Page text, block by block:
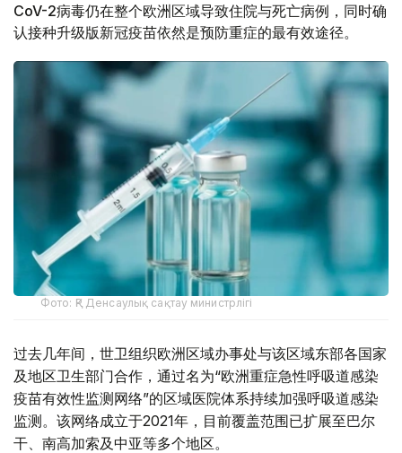
CoV-2病毒仍在整个欧洲区域导致住院与死亡病例，同时确
认接种升级版新冠疫苗依然是预防重症的最有效途径。
Фото: ҚР Денсаулық сақтау министрлігі
过去几年间，世卫组织欧洲区域办事处与该区域东部各国家
及地区卫生部门合作，通过名为“欧洲重症急性呼吸道感染
疫苗有效性监测网络”的区域医院体系持续加强呼吸道感染
监测。该网络成立于2021年，目前覆盖范围已扩展至巴尔
干、南高加索及中亚等多个地区。